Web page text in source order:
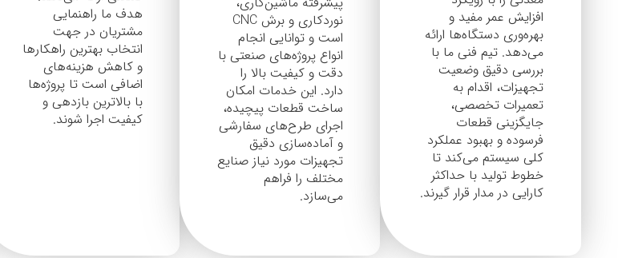
هدف ما راهنمایی
مشتریان در جهت
انتخاب بهترین راهکارها
و کاهش هزینه‌های
اضافی است تا پروژه‌ها
با بالاترین بازدهی و
کیفیت اجرا شوند.
نوردکاری و برش CNC
است و توانایی انجام
انواع پروژه‌های صنعتی با
دقت و کیفیت بالا را
دارد. این خدمات امکان
ساخت قطعات پیچیده،
اجرای طرح‌های سفارشی
و آماده‌سازی دقیق
تجهیزات مورد نیاز صنایع
مختلف را فراهم
می‌سازد.
افزایش عمر مفید و
بهره‌وری دستگاه‌ها ارائه
می‌دهد. تیم فنی ما با
بررسی دقیق وضعیت
تجهیزات، اقدام به
تعمیرات تخصصی،
جایگزینی قطعات
فرسوده و بهبود عملکرد
کلی سیستم می‌کند تا
خطوط تولید با حداکثر
کارایی در مدار قرار گیرند.